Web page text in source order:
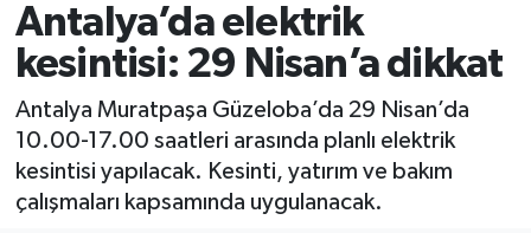
Antalya’da elektrik
kesintisi: 29 Nisan’a dikkat
Antalya Muratpaşa Güzeloba’da 29 Nisan’da
10.00-17.00 saatleri arasında planlı elektrik
kesintisi yapılacak. Kesinti, yatırım ve bakım
çalışmaları kapsamında uygulanacak.
Yerel Yönetim
Yaşam
Trafik Durumu
Son Dakika Haberleri